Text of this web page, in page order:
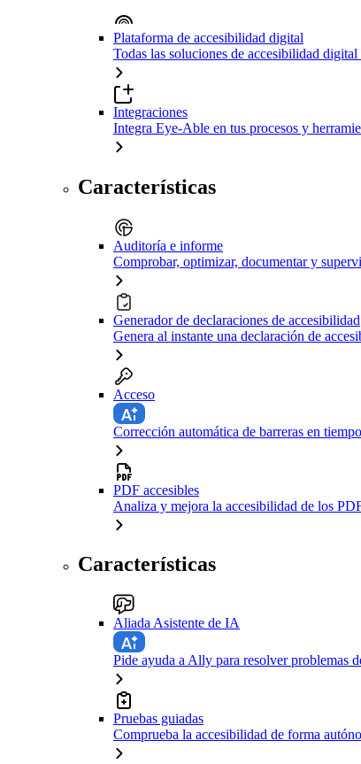
Plataforma de accesibilidad digital
Todas las soluciones de accesibilidad
Integraciones
Integra Eye-Able en tus procesos y
Características
Auditoría e informe
Comprobar, optimizar, documentar y
Generador de declaraciones de accesibilidad
Genera al instante una declaración de
Acceso
Corrección automática de barreras en
PDF accesibles
Analiza y mejora la accesibilidad de los
Características
Aliada Asistente de IA
Pide ayuda a Ally para resolver problemas
Pruebas guiadas
Comprueba la accesibilidad de forma